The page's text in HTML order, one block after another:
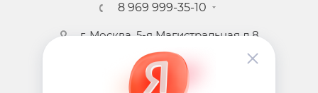
8 969 999-35-10
г. Москва, 5-я Магистральная д.8